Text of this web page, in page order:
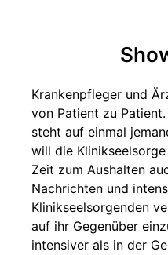
Krankenpfleger und
von Patient zu
steht auf einmal
will die
Zeit zum Aushalten
Nachrichten und
Klinikseelsorgenden
auf ihr Gegenüber
intensiver als in der